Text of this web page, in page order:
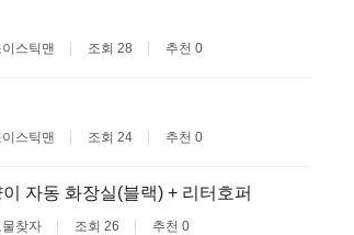
이스틱맨 조회 28 추천 0
이스틱맨 조회 24 추천 0
자동 화장실(블랙) + 리터호퍼
물찾자 조회 26 추천 0